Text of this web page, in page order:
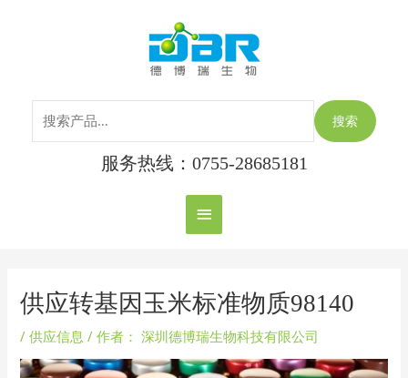
主
菜
单
搜索
服务热线：0755-28685181
供应转基因玉米标准物质98140
/供应信息 / 作者： 深圳德博瑞生物科技有限公司